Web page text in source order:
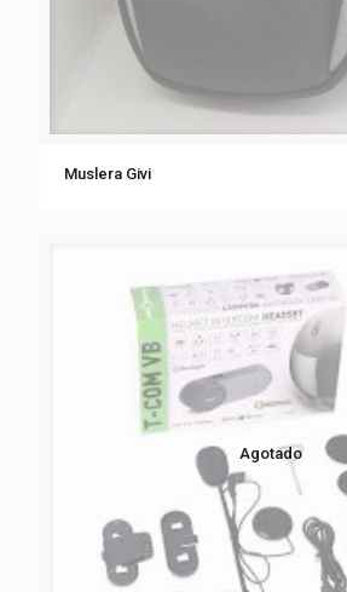
Muslera Givi
Agotado